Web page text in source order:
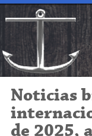
Noticias
de 2025,